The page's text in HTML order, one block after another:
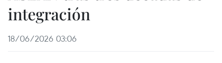
integración
18/06/2026 03:06